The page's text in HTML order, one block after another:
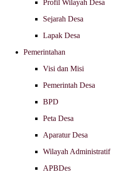
Profil Wilayah Desa
Sejarah Desa
Lapak Desa
Pemerintahan
Visi dan Misi
Pemerintah Desa
BPD
Peta Desa
Aparatur Desa
Wilayah Administratif
APBDes